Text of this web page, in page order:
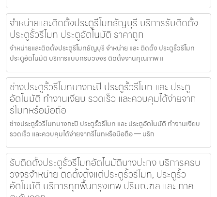
จำหน่ายและติดตั้งประตูรีโมทธัญบุรี บริการรับติดตั้ง
ประตูรั้วรีโมท ประตูอัตโนมัติ ราคาถูก
จำหน่ายและติดตั้งประตูรีโมทธัญบุรี จำหน่าย และ ติดตั้ง ประตูรั้วรีโมท
ประตูอัตโนมัติ บริการแบบครบวงจร ติดตั้งงานคุณภาพ แ
ช่างประตูรั้วรีโมทบางกะปิ ประตูรั้วรีโมท และ ประตู
อัตโนมัติ ทำงานเงียบ รวดเร็ว และควบคุมได้ง่ายจาก
รีโมทหรือมือถือ
ช่างประตูรั้วรีโมทบางกะปิ ประตูรั้วรีโมท และ ประตูอัตโนมัติ ทำงานเงียบ
รวดเร็ว และควบคุมได้ง่ายจากรีโมทหรือมือถือ — บริก
รับติดตั้งประตูรั้วรีโมทอัตโนมัติบางปะกง บริการครบ
วงจรจำหน่าย ติดตั้งตั้งแต่ประตูรั้วรีโมท, ประตูรั้ว
อัตโนมัติ บริการทุกพื้นกรุงเทพ ปริมณฑล และ ภาค